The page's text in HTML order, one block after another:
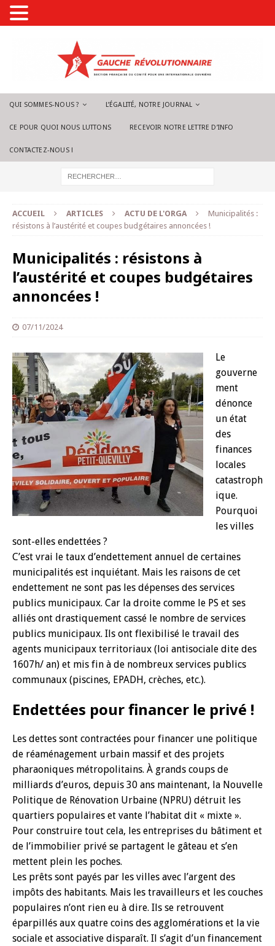
QUI SOMMES-NOUS ? L’ÉGALITÉ, NOTRE JOURNAL
CE POUR QUOI NOUS LUTTONS RECEVOIR NOTRE LETTRE D’INFO
CONTACTEZ-NOUS !
ACCUEIL ARTICLES ACTU DE L'ORGA
Municipalités :
résistons à l’austérité et coupes budgétaires annoncées !
Municipalités : résistons à
l’austérité et coupes budgétaires
annoncées !
07/11/2024
Le
gouverne
ment
dénonce
un état
des
finances
locales
catastroph
ique.
Pourquoi
les villes
sont-elles endettées ?
C’est vrai le taux d’endettement annuel de certaines
municipalités est inquiétant. Mais les raisons de cet
endettement ne sont pas les dépenses des services
publics municipaux. Car la droite comme le PS et ses
alliés ont drastiquement cassé le nombre de services
publics municipaux. Ils ont flexibilisé le travail des
agents municipaux territoriaux (loi antisociale dite des
1607h/ an) et mis fin à de nombreux services publics
communaux (piscines, EPADH, crèches, etc.).
Endettées pour financer le privé !
Les dettes sont contractées pour financer une politique
de réaménagement urbain massif et des projets
pharaoniques métropolitains. À grands coups de
milliards d’euros, depuis 30 ans maintenant, la Nouvelle
Politique de Rénovation Urbaine (NPRU) détruit les
quartiers populaires et vante l’habitat dit « mixte ».
Pour construire tout cela, les entreprises du bâtiment et
de l’immobilier privé se partagent le gâteau et s’en
mettent plein les poches.
Les prêts sont payés par les villes avec l’argent des
impôts des habitants. Mais les travailleurs et les couches
populaires n’ont rien eu à dire. Ils se retrouvent
éparpillés aux quatre coins des agglomérations et la vie
sociale et associative disparaît. Il s’agit d’un financement